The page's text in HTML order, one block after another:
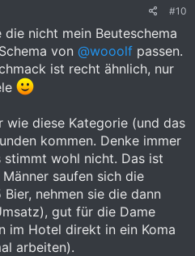
#10
die nicht mein Beuteschema
von @wooolf passen.
ist recht ähnlich, nur
wie diese Kategorie (und das
kommen. Denke immer
wohl nicht. Das ist
saufen sich die
nehmen sie die dann
gut für die Dame
im Hotel direkt in ein Koma
arbeiten).